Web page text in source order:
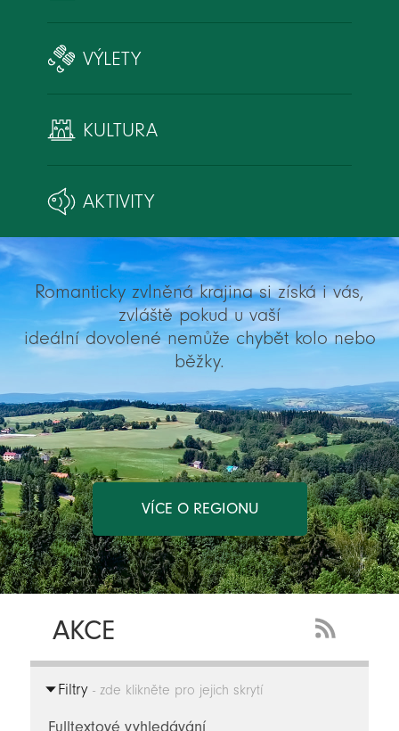
VÝLETY
KULTURA
AKTIVITY
Romanticky zvlněná krajina si získá i vás,
zvláště pokud u vaší
ideální dovolené nemůže chybět kolo nebo
běžky.
VÍCE O REGIONU
AKCE
Feed
Filtry- zde klikněte pro jejich skrytí
Fulltextové vyhledávání